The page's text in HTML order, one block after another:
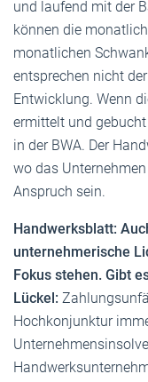
und laufend mit der
können die
monatlichen
entsprechen nicht
Entwicklung. Wenn
ermittelt und
in der BWA. Der
wo das
Anspruch sein.
Handwerksblatt:
unternehmerische
Fokus stehen. Gibt
Lückel:
Hochkonjunktur